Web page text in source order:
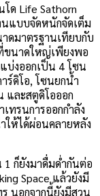
ด Life Sathorn
นแบบจัดหนักจัดเต็ม
ดมาตรฐานเทียบกับ
ขนาดใหญ่เพียงพอ
บ่งออกเป็น 4 โซน
ร์ดิโอ, โซนยกน้ำ
และสตูดิโอออก
ทรนการออกกำลัง
ให้ได้ผ่อนคลายหลัง
ก็ยังมาดื่มด่ำกันต่อ
Space แล้วยังมี
นอกจากนี้ยังมีสวน